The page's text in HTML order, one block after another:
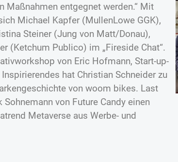
entgegnet werden.“ Mit
Michael Kapfer (MullenLowe GGK),
Steiner (Jung von Matt/Donau),
(Ketchum Publico) im „Fireside Chat“.
von Eric Hofmann, Start-up-
hat Christian Schneider zu
von woom bikes. Last
von Future Candy einen
Metaverse aus Werbe- und